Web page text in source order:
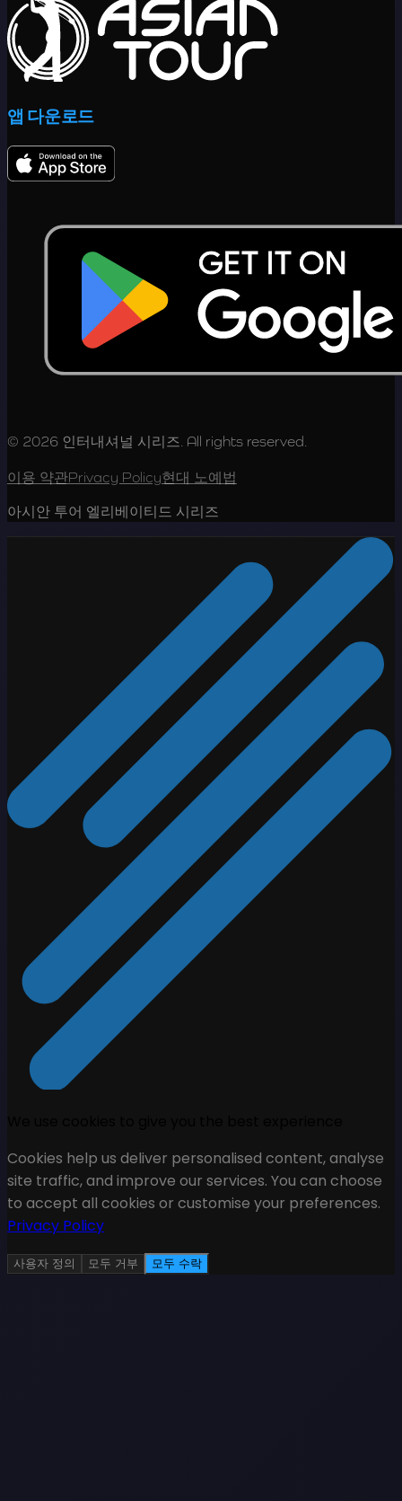
앱 다운로드
© 2026 인터내셔널 시리즈. All rights reserved.
이용 약관Privacy Policy현대 노예법
아시안 투어 엘리베이티드 시리즈
Cookies help us deliver personalised content, analyse
site traffic, and improve our services. You can choose
to accept all cookies or customise your preferences.
Privacy Policy
사용자 정의 모두 거부 모두 수락